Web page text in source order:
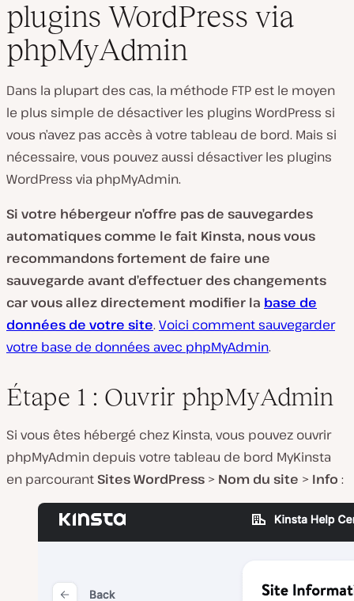
plugins WordPress via
phpMyAdmin
Dans la plupart des cas, la méthode FTP est le moyen
le plus simple de désactiver les plugins WordPress si
vous n’avez pas accès à votre tableau de bord. Mais si
nécessaire, vous pouvez aussi désactiver les plugins
WordPress via phpMyAdmin.
Si votre hébergeur n’offre pas de sauvegardes
automatiques comme le fait Kinsta, nous vous
recommandons fortement de faire une
sauvegarde avant d’effectuer des changements
car vous allez directement modifier la base de
données de votre site. Voici comment sauvegarder
votre base de données avec phpMyAdmin.
Étape 1 : Ouvrir phpMyAdmin
Si vous êtes hébergé chez Kinsta, vous pouvez ouvrir
phpMyAdmin depuis votre tableau de bord MyKinsta
en parcourant Sites WordPress > Nom du site > Info :